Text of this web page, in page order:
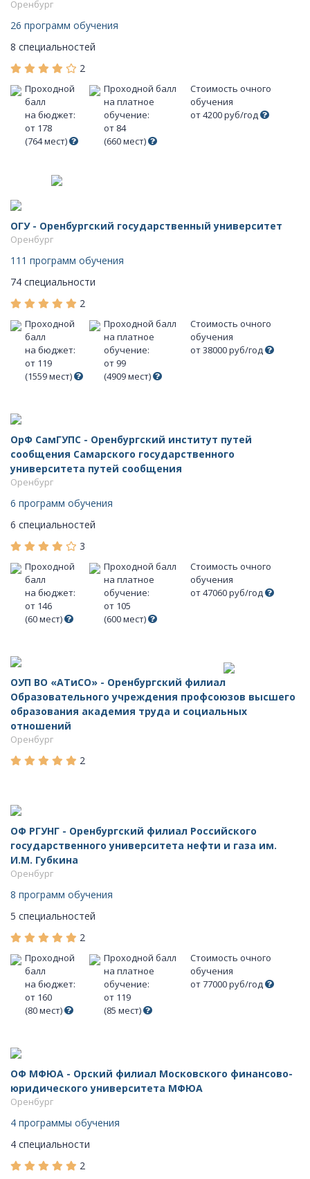
Оренбург
26 программ обучения
8 специальностей
2
Проходной
балл
на бюджет:
от 178
(764 мест)
Проходной балл
на платное
обучение:
от 84
(660 мест)
Стоимость очного
обучения
от 4200 руб/год
ОГУ - Оренбургский государственный университет
Оренбург
111 программ обучения
74 специальности
2
Проходной
балл
на бюджет:
от 119
(1559 мест)
Проходной балл
на платное
обучение:
от 99
(4909 мест)
Стоимость очного
обучения
от 38000 руб/год
ОрФ СамГУПС - Оренбургский институт путей
сообщения Самарского государственного
университета путей сообщения
Оренбург
6 программ обучения
6 специальностей
3
Проходной
балл
на бюджет:
от 146
(60 мест)
Проходной балл
на платное
обучение:
от 105
(600 мест)
Стоимость очного
обучения
от 47060 руб/год
ОУП ВО «АТиСО» - Оренбургский филиал
Образовательного учреждения профсоюзов высшего
образования академия труда и социальных
отношений
Оренбург
2
ОФ РГУНГ - Оренбургский филиал Российского
государственного университета нефти и газа им.
И.М. Губкина
Оренбург
8 программ обучения
5 специальностей
2
Проходной
балл
на бюджет:
от 160
(80 мест)
Проходной балл
на платное
обучение:
от 119
(85 мест)
Стоимость очного
обучения
от 77000 руб/год
ОФ МФЮА - Орский филиал Московского финансово-
юридического университета МФЮА
Оренбург
4 программы обучения
4 специальности
2